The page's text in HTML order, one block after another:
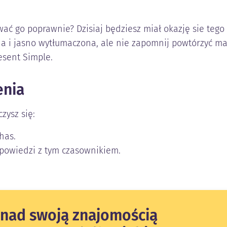
go poprawnie? Dzisiaj będziesz miał okazję sie
i jasno wytłumaczona, ale nie zapomnij powtórzyć
Simple.
się:
z tym czasownikiem.
swoją znajomością